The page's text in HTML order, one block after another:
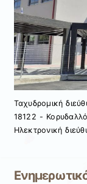
Ταχυδρομική
18122 -
Ηλεκτρονική